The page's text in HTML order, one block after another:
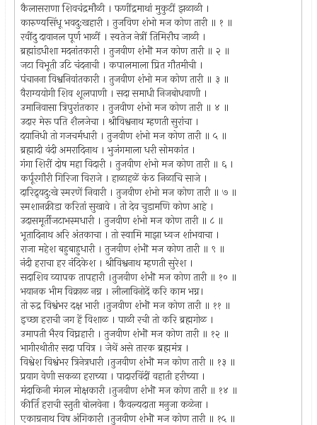
कैलासराणा शिवचंद्रमौळी । फणींद्रमाथां मुकुटीं झळाळी ।
कारुण्यसिंधू भवदु:खहारी । तुजविण शंभो मज कोण तारी ॥ १ ॥
रवींदु दावानल पूर्ण भाळीं । स्वतेज नेत्रीं तिमिरौघ जाळी ।
ब्रह्मांडधीशा मदनांतकारी । तुजवीण शंभॊ मज कोण तारी ॥ २ ॥
जटा विभूती उटि चंदनाची । कपालमाला प्रित गौतमीची ।
पंचानना विश्वनिवांतकारी । तुजवीण शंभो मज कोण तारी ॥ ३ ॥
वैराग्ययोगी शिव शूलपाणी । सदा समाधी निजबोधवाणी ।
उमानिवासा त्रिपुरांतकार । तुजवीण शंभो मज कोण तारी ॥ ४ ॥
उदार मेरू पति शैलजेचा । श्रीविश्वनाथ म्हणती सुरांचा ।
दयानिधी तो गजचर्मधारी । तुजवीण शंभो मज कोण तारी ॥ ५ ॥
ब्रह्मादी वंदी अमरादिनाथ । भुजंगमाला धरी सोमकांत ।
गंगा शिरीं दोष महा विदारी । तुजवीण शंभो मज कोण तारी ॥ ६ ।
कर्पूरगौरी गिरिजा विराजे । हाळाहळें कंठ निळाचि साजे ।
दारिद्र्यदु:खे स्मरणें निवारी । तुजवीण शंभो मज कोण तारी ॥ ७ ॥
स्मशानक्रीडा करितां सुखावे । तो देव चुडामणि कोण आहे ।
उदासमूर्तीजटाभस्मधारी । तुजवीण शंभो मज कोण तारी ॥ ८ ॥
भूतादिनाथ अरि अंतकाचा । तो स्वामि माझा ध्वज शांभवाचा ।
राजा महेश बहुबाहुधारी । तुजवीण शंभॊ मज कोण तारी ॥ ९ ॥
नंदी हराचा हर नंदिकेश । श्रीविश्वनाथ म्हणती सुरेश ।
सदाशिव व्यापक तापहारी ।तुजवीण शंभॊ मज कोण तारी ॥ १० ॥
भयानक भीम विक्राळ नग्न । लीलाविनोदें करि काम भग्न।
तो रुद्र विश्वंभर दक्ष भारी ।तुजवीण शंभॊ मज कोण तारी ॥ ११ ॥
इच्छा हराची जग हें विशाळ । पाळी रची तो करि ब्रह्मगोळ ।
उमापती भैरव विघ्नहारी । तुजवीण शंभॊ मज कोण तारी ॥ १२ ॥
भागीरथीतीर सदा पवित्र । जेथें असे तारक ब्रह्ममंत्र ।
विश्वेश विश्वंभर त्रिनेत्रधारी ।तुजवीण शंभॊ मज कोण तारी ॥ १३ ॥
प्रयाग वेणी सकळा हराच्या । पादारविंदीं वहाती हरीच्या ।
मंदाकिनी मंगल मोक्षकारी ।तुजवीण शंभॊ मज कोण तारी ॥ १४ ॥
कीर्ति हराची स्तुती बोलवेना । कैवल्यदाता मनुजा कळेना ।
एकाग्रनाथ विष अंगिकारी ।तुजवीण शंभॊ मज कोण तारी ॥ १५ ॥